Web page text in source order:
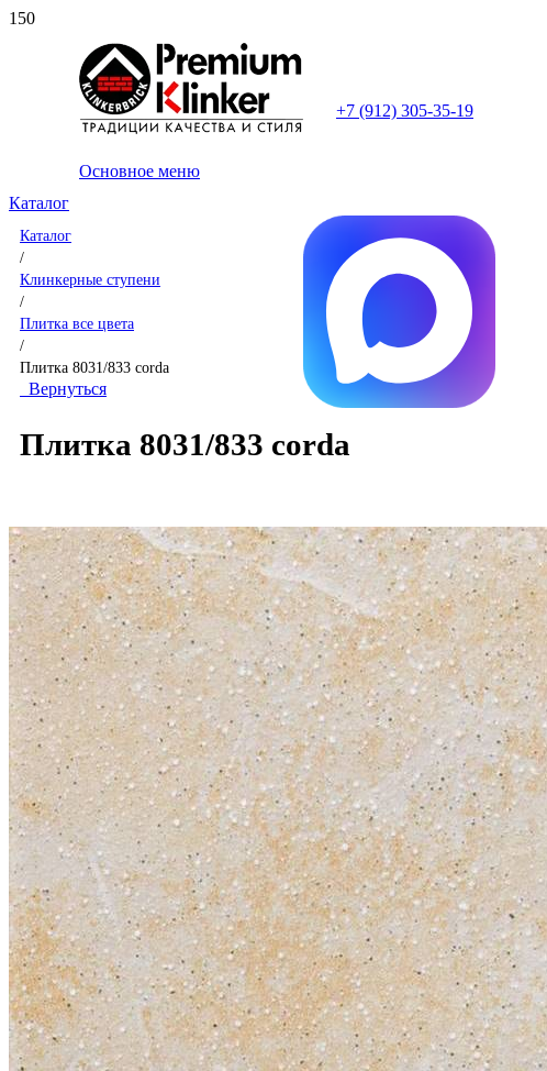
+7 (912) 305-35-19
Основное меню
Каталог
Каталог
/
Клинкерные ступени
/
Плитка все цвета
/
Плитка 8031/833 corda
Вернуться
Плитка 8031/833 corda